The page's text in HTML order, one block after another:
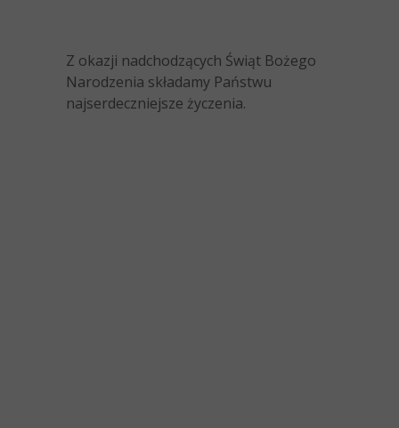
Z okazji nadchodzących Świąt Bożego
Narodzenia składamy Państwu
najserdeczniejsze życzenia.